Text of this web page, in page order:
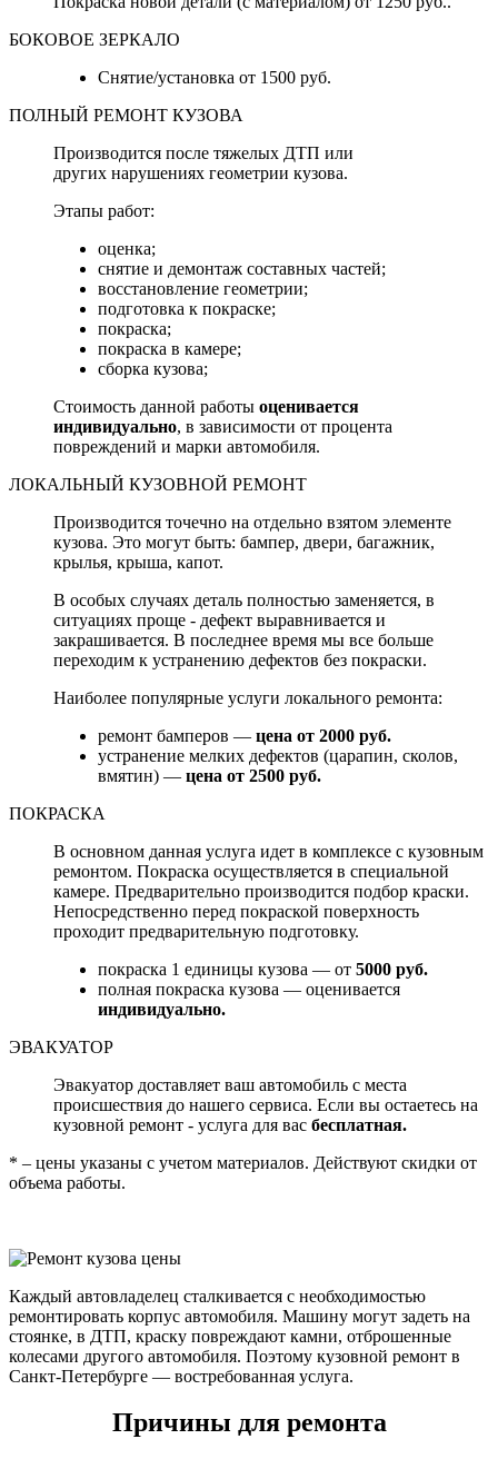
БОКОВОЕ ЗЕРКАЛО
Снятие/установка от 1500 руб.
ПОЛНЫЙ РЕМОНТ КУЗОВА
Производится после тяжелых ДТП или
других нарушениях геометрии кузова.
Этапы работ:
оценка;
снятие и демонтаж составных частей;
восстановление геометрии;
подготовка к покраске;
покраска;
покраска в камере;
сборка кузова;
Стоимость данной работы оценивается
индивидуально, в зависимости от процента
повреждений и марки автомобиля.
ЛОКАЛЬНЫЙ КУЗОВНОЙ РЕМОНТ
Производится точечно на отдельно взятом элементе
кузова. Это могут быть: бампер, двери, багажник,
крылья, крыша, капот.
В особых случаях деталь полностью заменяется, в
ситуациях проще - дефект выравнивается и
закрашивается. В последнее время мы все больше
переходим к устранению дефектов без покраски.
Наиболее популярные услуги локального ремонта:
ремонт бамперов — цена от 2000 руб.
устранение мелких дефектов (царапин, сколов,
вмятин) — цена от 2500 руб.
ПОКРАСКА
В основном данная услуга идет в комплексе с кузовным
ремонтом. Покраска осуществляется в специальной
камере. Предварительно производится подбор краски.
Непосредственно перед покраской поверхность
проходит предварительную подготовку.
покраска 1 единицы кузова — от 5000 руб.
полная покраска кузова — оценивается
индивидуально.
ЭВАКУАТОР
Эвакуатор доставляет ваш автомобиль с места
происшествия до нашего сервиса. Если вы остаетесь на
кузовной ремонт - услуга для вас бесплатная.
* – цены указаны с учетом материалов. Действуют скидки от
объема работы.
Каждый автовладелец сталкивается с необходимостью
ремонтировать корпус автомобиля. Машину могут задеть на
стоянке, в ДТП, краску повреждают камни, отброшенные
колесами другого автомобиля. Поэтому кузовной ремонт в
Санкт-Петербурге — востребованная услуга.
Причины для ремонта